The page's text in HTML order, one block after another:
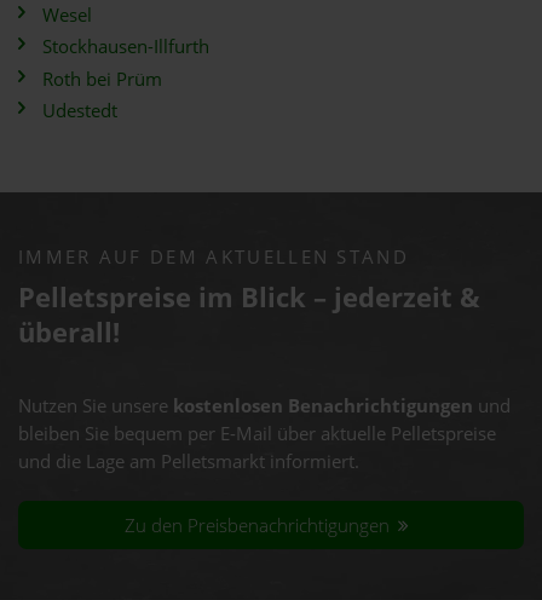
Wesel
Stockhausen-Illfurth
Roth bei Prüm
Udestedt
IMMER AUF DEM AKTUELLEN STAND
Pelletspreise im Blick – jederzeit &
überall!
Nutzen Sie unsere kostenlosen Benachrichtigungen und
bleiben Sie bequem per E-Mail über aktuelle Pelletspreise
und die Lage am Pelletsmarkt informiert.
Zu den Preisbenachrichtigungen